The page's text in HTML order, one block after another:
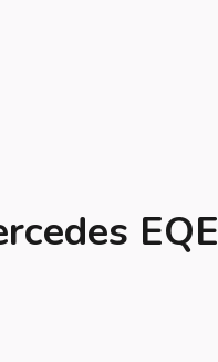
EQE